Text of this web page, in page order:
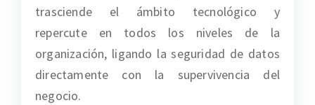
trasciende el ámbito tecnológico y
repercute en todos los niveles de la
organización, ligando la seguridad de datos
directamente con la supervivencia del
negocio.